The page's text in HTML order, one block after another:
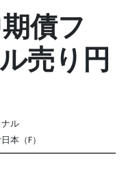
債フ
売り円
ル
本（F）